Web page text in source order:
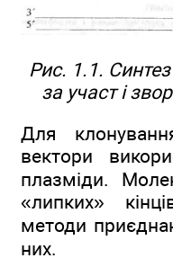
Рис. 1.1.
за участ і
Для
вектори
плазміди.
«липких»
методи
них.